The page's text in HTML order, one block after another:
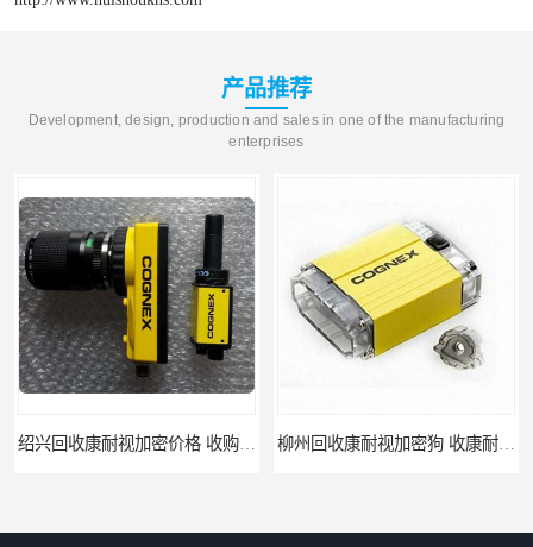
产品推荐
Development, design, production and sales in one of the manufacturing
enterprises
绍兴回收康耐视加密价格 收购康耐视加密狗 支持各种支付方式 柳州回收康耐视加密狗 收康耐视加密狗 当场放款